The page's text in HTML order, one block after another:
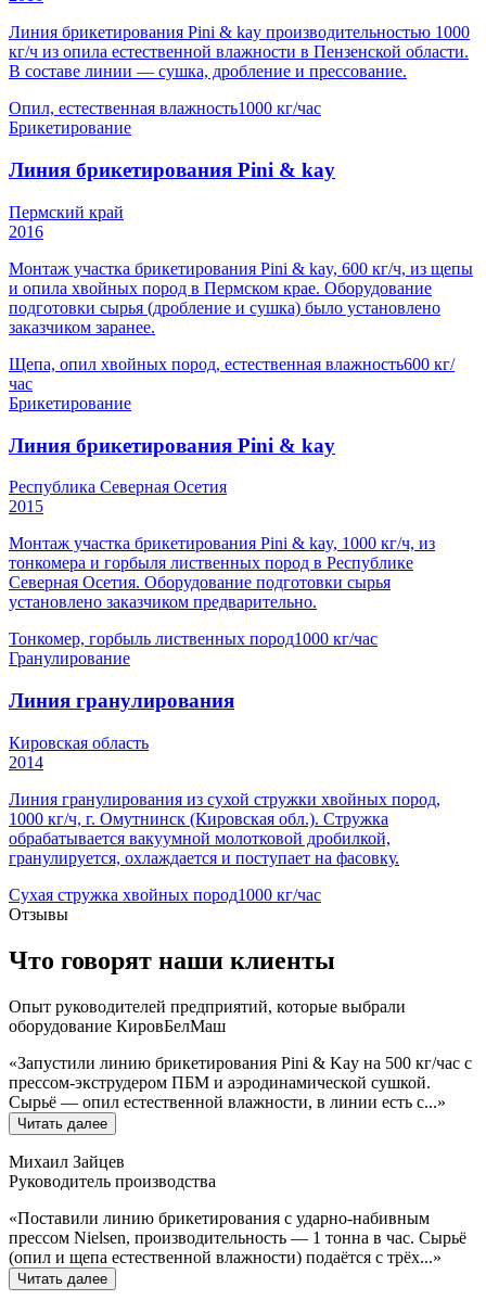
Линия брикетирования Pini & kay производительностью 1000
кг/ч из опила естественной влажности в Пензенской области.
В составе линии — сушка, дробление и прессование.
Опил, естественная влажность1000 кг/час
Брикетирование
Линия брикетирования Pini & kay
Пермский край
2016
Монтаж участка брикетирования Pini & kay, 600 кг/ч, из щепы
и опила хвойных пород в Пермском крае. Оборудование
подготовки сырья (дробление и сушка) было установлено
заказчиком заранее.
Щепа, опил хвойных пород, естественная влажность600 кг/
час
Брикетирование
Линия брикетирования Pini & kay
Республика Северная Осетия
2015
Монтаж участка брикетирования Pini & kay, 1000 кг/ч, из
тонкомера и горбыля лиственных пород в Республике
Северная Осетия. Оборудование подготовки сырья
установлено заказчиком предварительно.
Тонкомер, горбыль лиственных пород1000 кг/час
Гранулирование
Линия гранулирования
Кировская область
2014
Линия гранулирования из сухой стружки хвойных пород,
1000 кг/ч, г. Омутнинск (Кировская обл.). Стружка
обрабатывается вакуумной молотковой дробилкой,
гранулируется, охлаждается и поступает на фасовку.
Сухая стружка хвойных пород1000 кг/час
Отзывы
Что говорят наши клиенты
Опыт руководителей предприятий, которые выбрали
оборудование КировБелМаш
«Запустили линию брикетирования Pini & Kay на 500 кг/час с
прессом-экструдером ПБМ и аэродинамической сушкой.
Сырьё — опил естественной влажности, в линии есть с...»
Читать далее
Михаил Зайцев
Руководитель производства
«Поставили линию брикетирования с ударно-набивным
прессом Nielsen, производительность — 1 тонна в час. Сырьё
(опил и щепа естественной влажности) подаётся с трёх...»
Читать далее